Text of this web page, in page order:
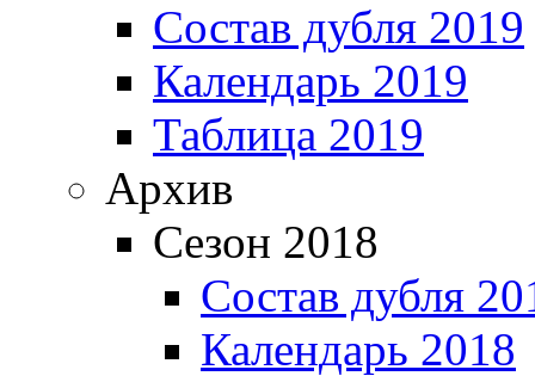
Состав дубля 2019
Календарь 2019
Таблица 2019
Архив
Сезон 2018
Состав дубля
Календарь 2018